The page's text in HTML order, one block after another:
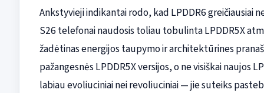
Ankstyvieji indikantai rodo, kad LPDDR6 greičiausiai
S26 telefonai naudosis toliau tobulinta LPDDR5X
žadėtinas energijos taupymo ir architektūrines
pažangesnės LPDDR5X versijos, o ne visiškai naujos
labiau evoliuciniai nei revoliuciniai — jie suteiks